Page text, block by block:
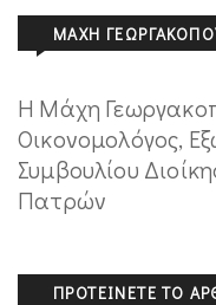
ΜΆΧΗ
Η Μάχη
Οικονομολόγος,
Συμβουλίου
Πατρών
ΠΡΟΤΕΊΝΕΤΕ ΤΟ